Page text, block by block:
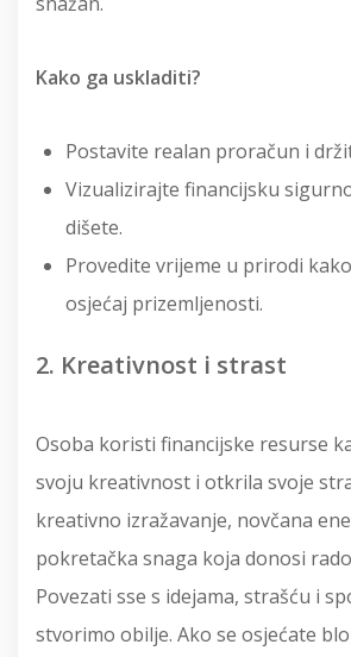
Kako ga uskladiti?
Postavite realan proračun i
Vizualizirajte financijsku
dišete.
Provedite vrijeme u prirodi
osjećaj prizemljenosti.
2. Kreativnost i strast
Osoba koristi financijske resurse
svoju kreativnost i otkrila svoje
kreativno izražavanje, novčana
pokretačka snaga koja donosi
Povezati sse s idejama, strašću i
stvorimo obilje. Ako se osjećate